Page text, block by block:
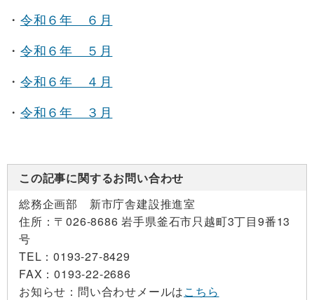
・ 令和６年 ６月
・ 令和６年 ５月
・ 令和６年 ４月
・ 令和６年 ３月
この記事に関するお問い合わせ
総務企画部 新市庁舎建設推進室
住所： 〒026-8686 岩手県釜石市只越町3丁目9番13
号
TEL：0193-27-8429
FAX：0193-22-2686
お知らせ： 問い合わせメールはこちら